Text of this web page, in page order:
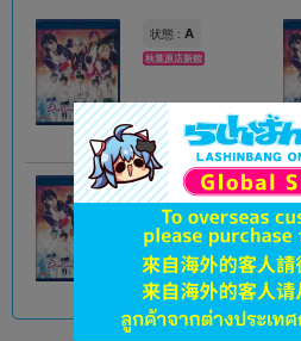
状態 : A
秋葉原店新館
在庫あり 3,168円 税込
状態 :A
郡山店
在庫あり 2,970円 税込